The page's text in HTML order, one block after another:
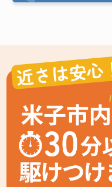
近さは安心